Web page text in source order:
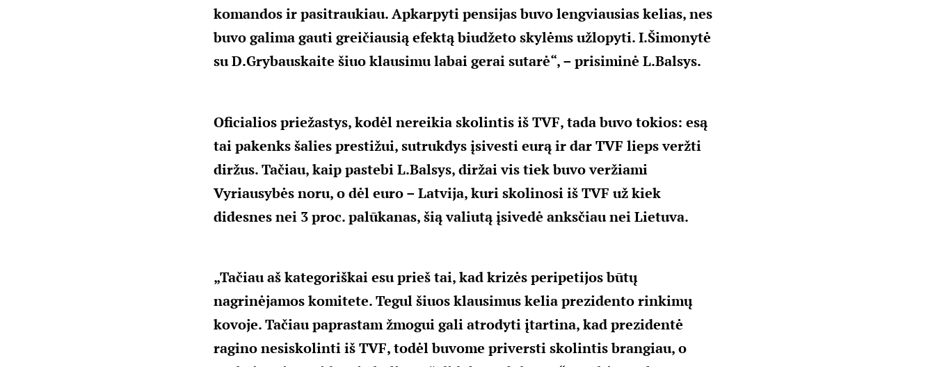
komandos ir pasitraukiau. Apkarpyti pensijas buvo lengviausias kelias, nes
buvo galima gauti greičiausią efektą biudžeto skylėms užlopyti. I.Šimonytė
su D.Grybauskaite šiuo klausimu labai gerai sutarė“, – prisiminė L.Balsys.
Oficialios priežastys, kodėl nereikia skolintis iš TVF, tada buvo tokios: esą
tai pakenks šalies prestižui, sutrukdys įsivesti eurą ir dar TVF lieps veržti
diržus. Tačiau, kaip pastebi L.Balsys, diržai vis tiek buvo veržiami
Vyriausybės noru, o dėl euro – Latvija, kuri skolinosi iš TVF už kiek
didesnes nei 3 proc. palūkanas, šią valiutą įsivedė anksčiau nei Lietuva.
„Tačiau aš kategoriškai esu prieš tai, kad krizės peripetijos būtų
nagrinėjamos komitete. Tegul šiuos klausimus kelia prezidento rinkimų
kovoje. Tačiau paprastam žmogui gali atrodyti įtartina, kad prezidentė
ragino nesiskolinti iš TVF, todėl buvome priversti skolintis brangiau, o